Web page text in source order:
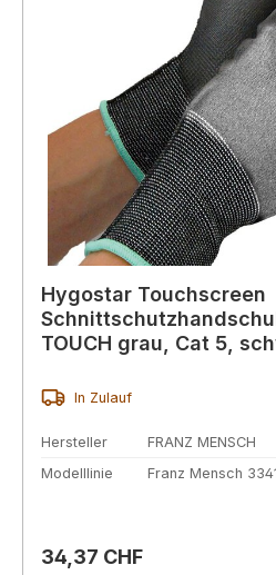
Hygostar Touchscreen
TOUCH grau, Cat 5,
In Zulauf
Hersteller
FRANZ MENSCH
Modelllinie
Franz Mensch
Regulärer Preis:
34,37 CHF